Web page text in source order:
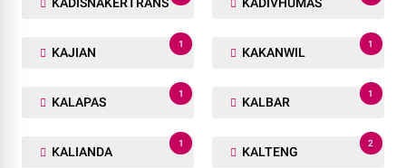
KAJIAN
1
KAKANWIL
1
KALAPAS
1
KALBAR
1
KALIANDA
1
KALTENG
2